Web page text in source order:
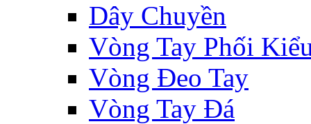
Dây Chuyền
Vòng Tay Phối
Vòng Đeo Tay
Vòng Tay Đá